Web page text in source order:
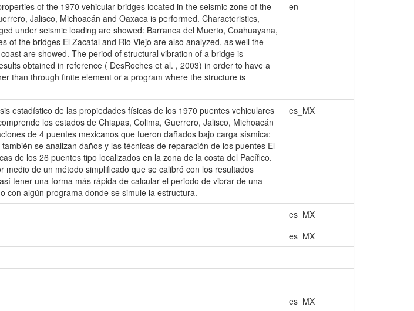
of the 1970 vehicular bridges located in the seismic zone of the
Jalisco, Michoacán and Oaxaca is performed. Characteristics,
under seismic loading are showed: Barranca del Muerto, Coahuayana,
of the bridges El Zacatal and Rio Viejo are also analyzed, as well the
are showed. The period of structural vibration of a bridge is
obtained in reference ( DesRoches et al. , 2003) in order to have a
than through finite element or a program where the structure is
en
estadístico de las propiedades físicas de los 1970 puentes vehiculares
los estados de Chiapas, Colima, Guerrero, Jalisco, Michoacán
de 4 puentes mexicanos que fueron dañados bajo carga sísmica:
se analizan daños y las técnicas de reparación de los puentes El
de los 26 puentes tipo localizados en la zona de la costa del Pacífico.
de un método simplificado que se calibró con los resultados
tener una forma más rápida de calcular el periodo de vibrar de una
con algún programa donde se simule la estructura.
es_MX
es_MX
es_MX
es_MX